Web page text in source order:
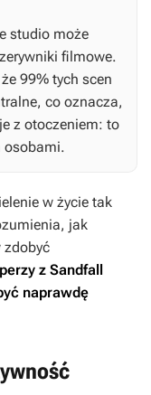
studio może
filmowe.
99% tych scen
co oznacza,
z otoczeniem: to
osobami.
w życie tak
jak
zdobyć
z Sandfall
naprawdę